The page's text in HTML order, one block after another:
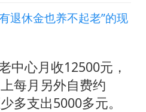
退休金也养不起老”的现
中心月收12500元，
每月另外自费约
多支出5000多元。